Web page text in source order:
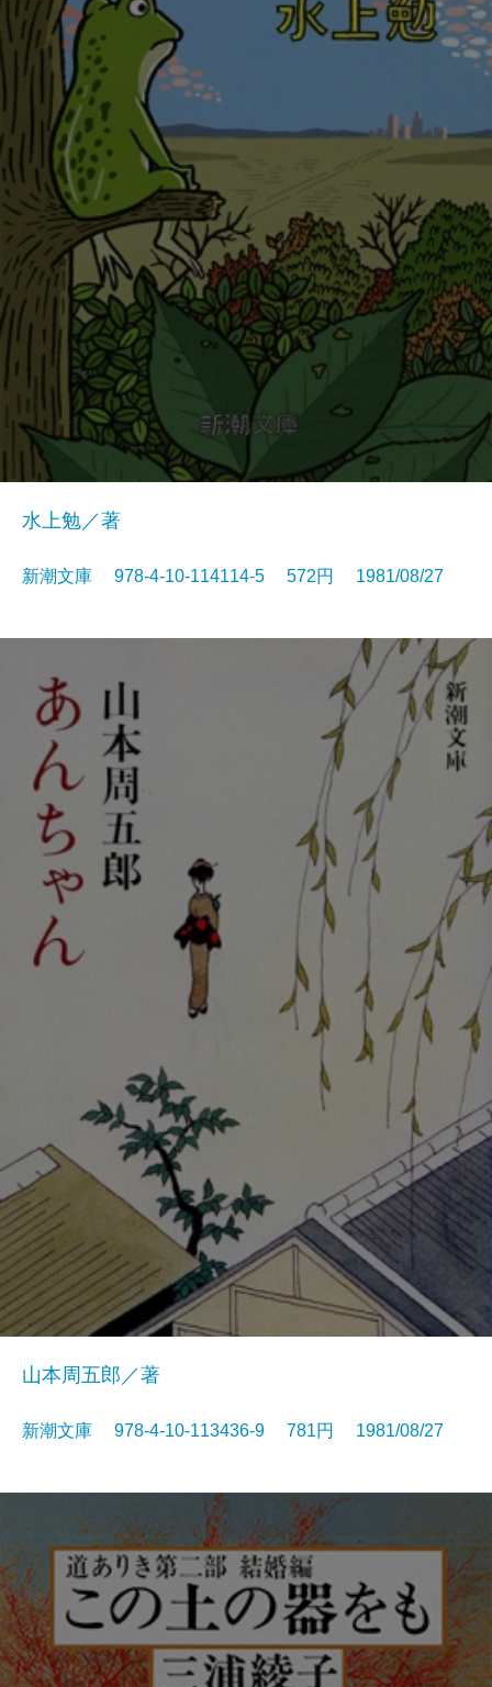
水上勉／著
新潮文庫 978-4-10-114114-5 572円 1981/08/27
山本周五郎／著
新潮文庫 978-4-10-113436-9 781円 1981/08/27